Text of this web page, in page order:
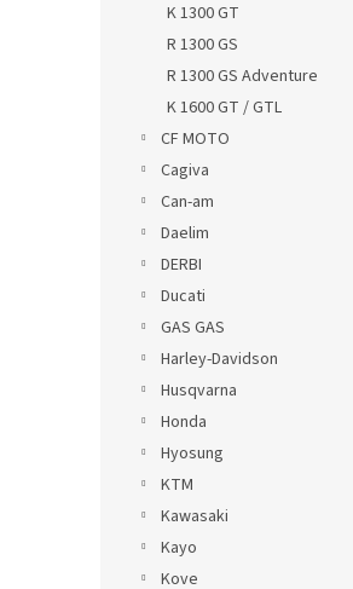
K 1300 GT
R 1300 GS
R 1300 GS Adventure
K 1600 GT / GTL
CF MOTO
Cagiva
Can-am
Daelim
DERBI
Ducati
GAS GAS
Harley-Davidson
Husqvarna
Honda
Hyosung
KTM
Kawasaki
Kayo
Kove